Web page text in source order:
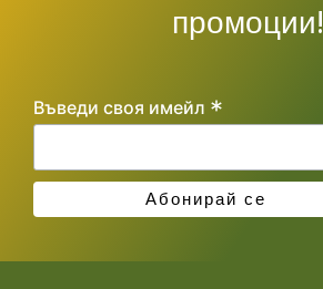
промоции!
Въведи своя имейл *